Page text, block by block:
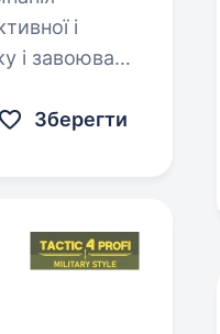
і
і завоювала
Зберегти